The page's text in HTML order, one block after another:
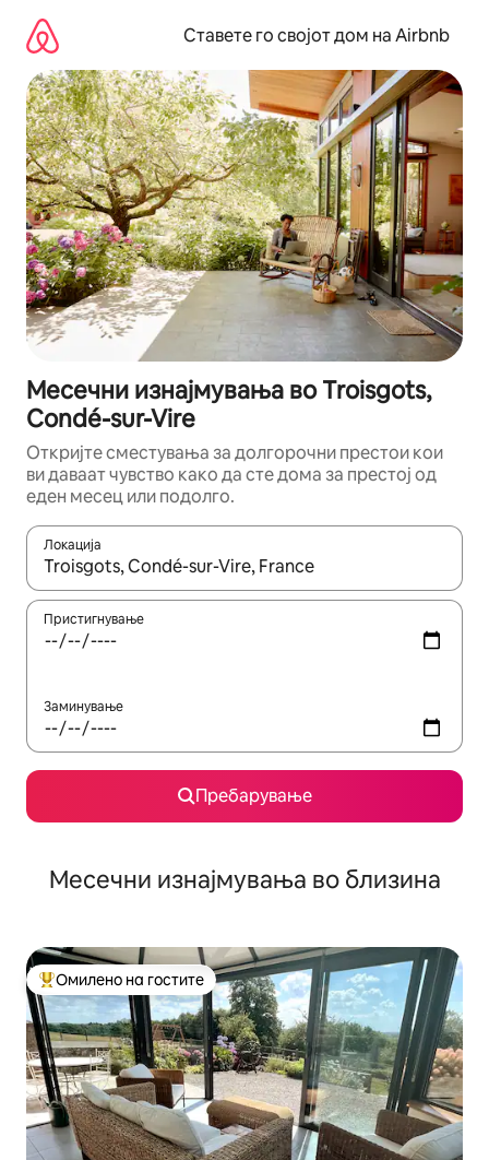
содржина
Ставете го својот дом на Airbnb
Месечни изнајмувања во Troisgots,
Condé-sur-Vire
Откријте сместувања за долгорочни престои кои
ви даваат чувство како да сте дома за престој од
еден месец или подолго.
Локација
Кога резултатите се достапни, движете се со копчињата
Пристигнување
Заминување
Пребарување
Месечни изнајмувања во близина
Меѓу најуспешните „Омилени на гостите“
Омилено на гостите